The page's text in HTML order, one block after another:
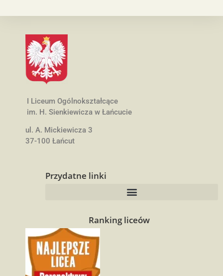
I Liceum Ogólnokształcące
im. H. Sienkiewicza w Łańcucie
ul. A. Mickiewicza 3
37-100 Łańcut
Przydatne linki
Ranking liceów